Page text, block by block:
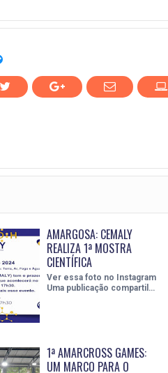
AMARGOSA: CEMALY
REALIZA 1ª MOSTRA
CIENTÍFICA
Ver essa foto no Instagram
Uma publicação compartil…
1ª AMARCROSS GAMES:
UM MARCO PARA O